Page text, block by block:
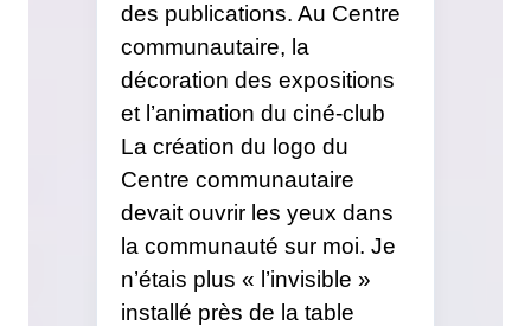
des publications. Au Centre
communautaire, la
décoration des expositions
et l’animation du ciné-club
La création du logo du
Centre communautaire
devait ouvrir les yeux dans
la communauté sur moi.Je
n’étais plus « l’invisible »
installé près de la table